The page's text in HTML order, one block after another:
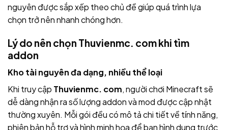
nguyên được sắp xếp theo chủ đề giúp quá trình lựa
chọn trở nên nhanh chóng hơn.
Lý do nên chọn Thuvienmc. com khi tìm
addon
Kho tài nguyên đa dạng, nhiều thể loại
Khi truy cập Thuvienmc. com, người chơi Minecraft sẽ
dễ dàng nhận ra số lượng addon và mod được cập nhật
thường xuyên. Mỗi gói đều có mô tả chi tiết về tính năng,
phiên bản hỗ trợ và hình minh họa để bạn hình dung trước